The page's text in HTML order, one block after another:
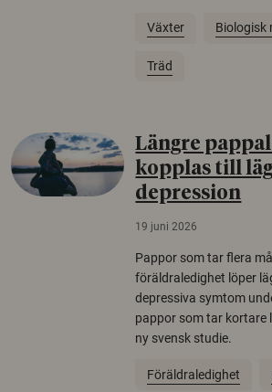
Växter Biologisk
Träd
Längre
kopplas till
depression
19 juni 2026
Pappor som tar flera
föräldraledighet löper
depressiva symtom
pappor som tar kortare
ny svensk studie.
Föräldraledighet